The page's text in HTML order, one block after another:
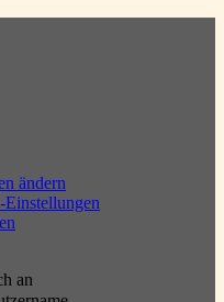
ändern
Einstellungen
an